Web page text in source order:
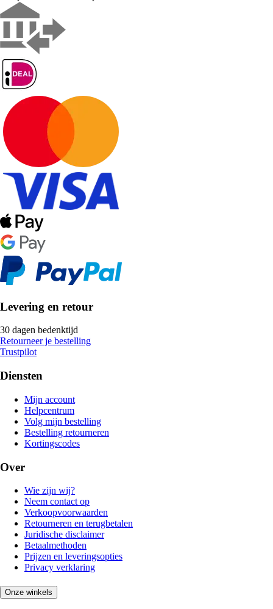
Levering en retour
30 dagen bedenktijd
Retourneer je bestelling
Trustpilot
Diensten
Mijn account
Helpcentrum
Volg mijn bestelling
Bestelling retourneren
Kortingscodes
Over
Wie zijn wij?
Neem contact op
Verkoopvoorwaarden
Retourneren en terugbetalen
Juridische disclaimer
Betaalmethoden
Prijzen en leveringsopties
Privacy verklaring
Onze winkels